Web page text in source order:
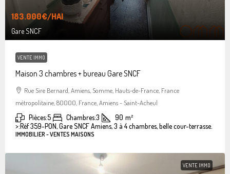
183.000€/HAI
Gare SNCF
VENTE IMMO
Maison 3 chambres + bureau Gare SNCF
Rue Sire Bernard, Amiens, Somme, Hauts-de-France, France
métropolitaine, 80000, France, Amiens - Saint-Acheul
Pièces:5 Chambres:3 90 m²
>:Réf 359-PON, Gare SNCF Amiens, 3 à 4 chambres, belle cour-terrasse.
IMMOBILIER - VENTES MAISONS
VENTE IMMO